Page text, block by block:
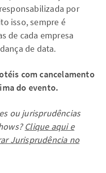
por
isso, sempre é
de cada empresa
de data.
com cancelamento
do evento.
ou jurisprudências
Clique aqui e
Jurisprudência no